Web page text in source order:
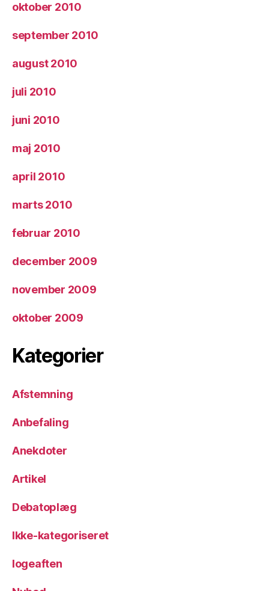
oktober 2010
september 2010
august 2010
juli 2010
juni 2010
maj 2010
april 2010
marts 2010
februar 2010
december 2009
november 2009
oktober 2009
Kategorier
Afstemning
Anbefaling
Anekdoter
Artikel
Debatoplæg
Ikke-kategoriseret
logeaften